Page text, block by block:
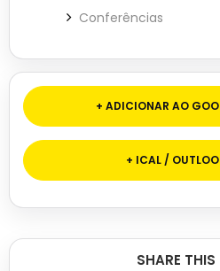
Conferências
+ ADICIONAR AO
+ ICAL /
SHARE THIS